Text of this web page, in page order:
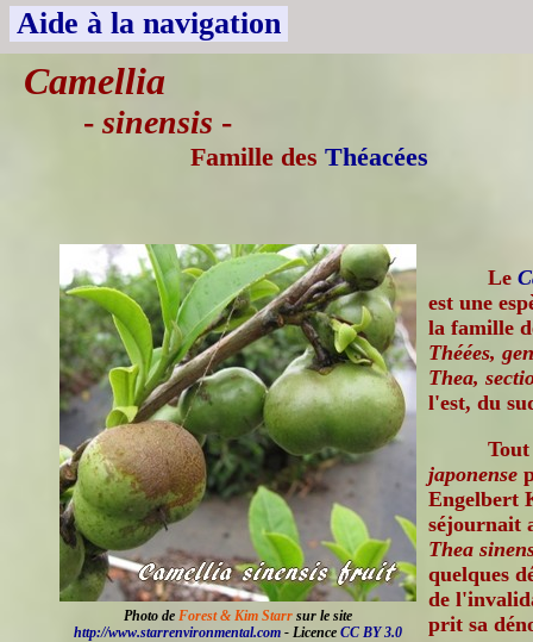
Aide à la navigation
Camellia
- sinensis -
Famille des Théacées
Photo de Forest & Kim Starr sur le site
http://www.starrenvironmental.com - Licence CC BY 3.0
Le
est une
la famille
Théées,
Thea,
l'est, du
japonense
Engelbert
séjournait
Thea
quelques
de
prit sa